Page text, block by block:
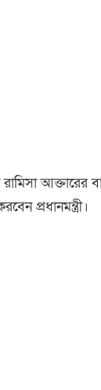
আক্তারের
প্রধানমন্ত্রী।